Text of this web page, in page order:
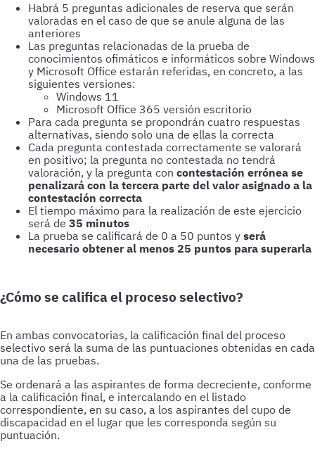
Habrá 5 preguntas adicionales de reserva que serán
valoradas en el caso de que se anule alguna de las
anteriores
Las preguntas relacionadas de la prueba de
conocimientos ofimáticos e informáticos sobre Windows
y Microsoft Office estarán referidas, en concreto, a las
siguientes versiones:
Windows 11
Microsoft Office 365 versión escritorio
Para cada pregunta se propondrán cuatro respuestas
alternativas, siendo solo una de ellas la correcta
Cada pregunta contestada correctamente se valorará
en positivo; la pregunta no contestada no tendrá
valoración, y la pregunta con contestación errónea se
penalizará con la tercera parte del valor asignado a la
contestación correcta
El tiempo máximo para la realización de este ejercicio
será de 35 minutos
La prueba se calificará de 0 a 50 puntos y será
necesario obtener al menos 25 puntos para superarla
¿Cómo se califica el proceso selectivo?
En ambas convocatorias, la calificación final del proceso
selectivo será la suma de las puntuaciones obtenidas en cada
una de las pruebas.
Se ordenará a las aspirantes de forma decreciente, conforme
a la calificación final, e intercalando en el listado
correspondiente, en su caso, a los aspirantes del cupo de
discapacidad en el lugar que les corresponda según su
puntuación.